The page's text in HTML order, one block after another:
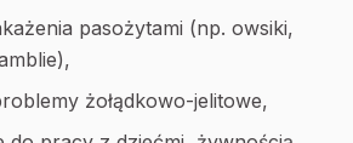
pasożytami (np. owsiki,
żołądkowo-jelitowe,